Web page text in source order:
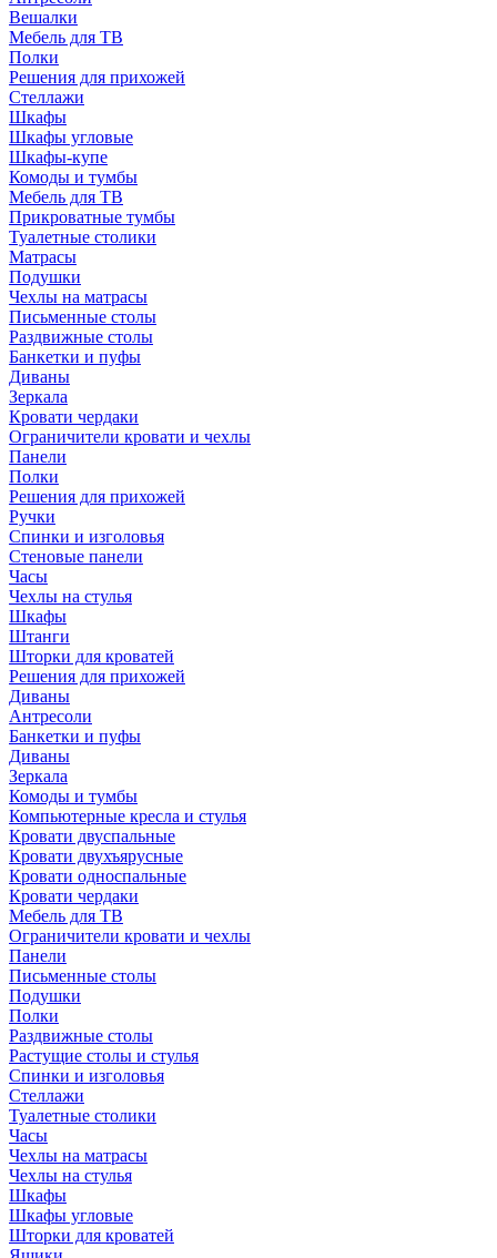
Вешалки
Мебель для ТВ
Полки
Решения для прихожей
Стеллажи
Шкафы
Шкафы угловые
Шкафы-купе
Комоды и тумбы
Мебель для ТВ
Прикроватные тумбы
Туалетные столики
Матрасы
Подушки
Чехлы на матрасы
Письменные столы
Раздвижные столы
Банкетки и пуфы
Диваны
Зеркала
Кровати чердаки
Ограничители кровати и чехлы
Панели
Полки
Решения для прихожей
Ручки
Спинки и изголовья
Стеновые панели
Часы
Чехлы на стулья
Шкафы
Штанги
Шторки для кроватей
Решения для прихожей
Диваны
Антресоли
Банкетки и пуфы
Диваны
Зеркала
Комоды и тумбы
Компьютерные кресла и стулья
Кровати двуспальные
Кровати двухъярусные
Кровати односпальные
Кровати чердаки
Мебель для ТВ
Ограничители кровати и чехлы
Панели
Письменные столы
Подушки
Полки
Раздвижные столы
Растущие столы и стулья
Спинки и изголовья
Стеллажи
Туалетные столики
Часы
Чехлы на матрасы
Чехлы на стулья
Шкафы
Шкафы угловые
Шторки для кроватей